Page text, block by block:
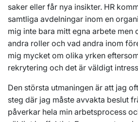
saker eller får nya insikter. HR
samtliga avdelningar inom en
mig inte bara mitt egna arbete men
andra roller och vad andra inom
mig mycket om olika yrken
rekrytering och det är väldigt
Den största utmaningen är att jag
steg där jag måste avvakta beslut
påverkar hela min arbetsprocess